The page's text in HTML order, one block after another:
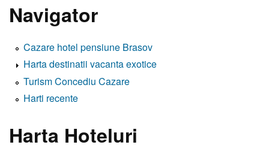
Navigator
Cazare hotel pensiune Brasov
Harta destinatii vacanta exotice
Turism Concediu Cazare
Harti recente
Harta Hoteluri